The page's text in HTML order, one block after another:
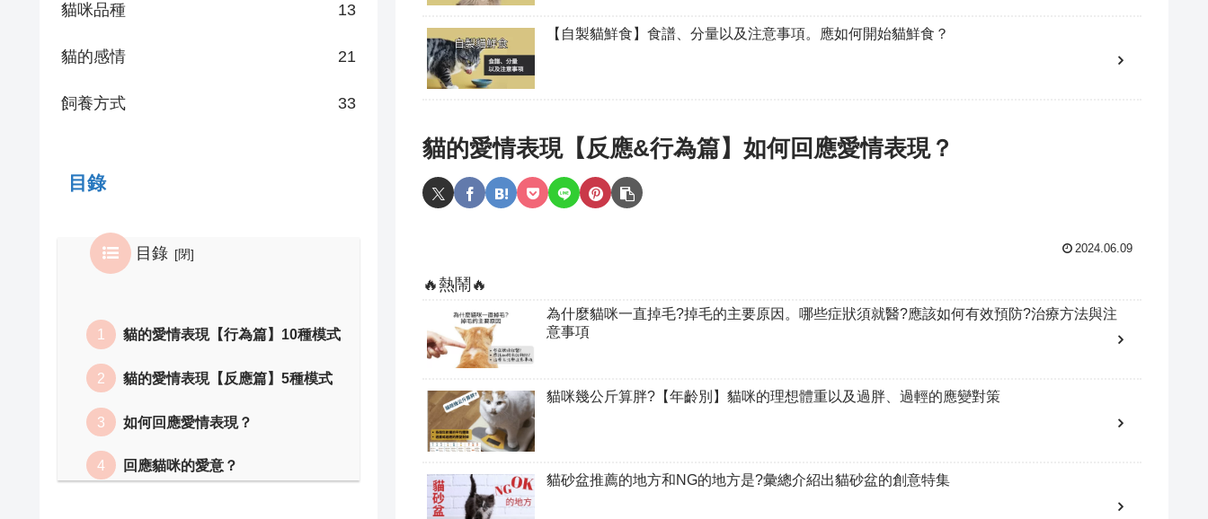
【自製貓鮮食】食譜、分量以及注意事項。應如何開始貓鮮食？
貓的愛情表現【反應&行為篇】如何回應愛情表現？
2024.06.09
🔥熱鬧🔥
為什麼貓咪一直掉毛?掉毛的主要原因。哪些症狀須就醫?應該如何有效預防?治療方法與注
意事項
貓咪幾公斤算胖?【年齡別】貓咪的理想體重以及過胖、過輕的應變對策
貓砂盆推薦的地方和NG的地方是?彙總介紹出貓砂盆的創意特集
貓咪品種 13
貓的感情 21
飼養方式 33
目錄
目錄
貓的愛情表現【行為篇】10種模式
貓的愛情表現【反應篇】5種模式
如何回應愛情表現？
回應貓咪的愛意？